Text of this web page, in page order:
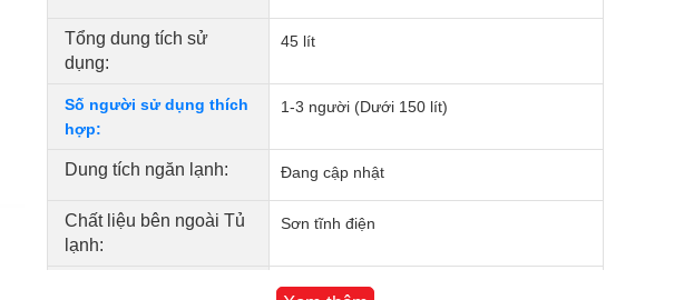
Tổng dung tích sử
dụng:
45 lít
Số người sử dụng thích
hợp:
1-3 người (Dưới 150 lít)
Dung tích ngăn lạnh: Đang cập nhật
Chất liệu bên ngoài Tủ
lạnh:
Sơn tĩnh điện
Khay nhựa